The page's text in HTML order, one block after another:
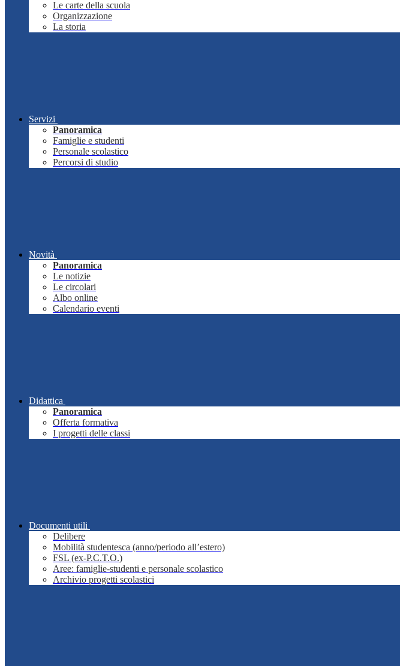
Le carte della scuola
Organizzazione
La storia
Servizi
Panoramica
Famiglie e studenti
Personale scolastico
Percorsi di studio
Novità
Panoramica
Le notizie
Le circolari
Albo online
Calendario eventi
Didattica
Panoramica
Offerta formativa
I progetti delle classi
Documenti utili
Delibere
Mobilità studentesca (anno/periodo all’estero)
FSL (ex-P.C.T.O.)
Aree: famiglie-studenti e personale scolastico
Archivio progetti scolastici